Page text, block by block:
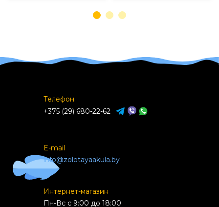
Телефон
+375 (29) 680-22-62
E-mail
info@zolotayaakula.by
Интернет-магазин
Пн-Вс с 9:00 до 18:00